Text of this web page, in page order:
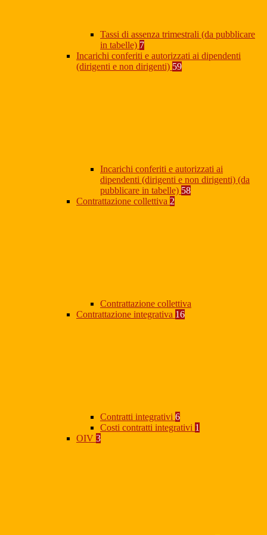
Tassi di assenza trimestrali (da pubblicare
in tabelle) 7
Incarichi conferiti e autorizzati ai dipendenti
(dirigenti e non dirigenti) 59
Incarichi conferiti e autorizzati ai
dipendenti (dirigenti e non dirigenti) (da
pubblicare in tabelle) 58
Contrattazione collettiva 2
Contrattazione collettiva
Contrattazione integrativa 16
Contratti integrativi 6
Costi contratti integrativi 1
OIV 3